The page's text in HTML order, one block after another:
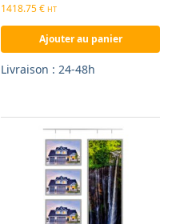
1418.75€ HT
Ajouter au panier
Livraison : 24-48h